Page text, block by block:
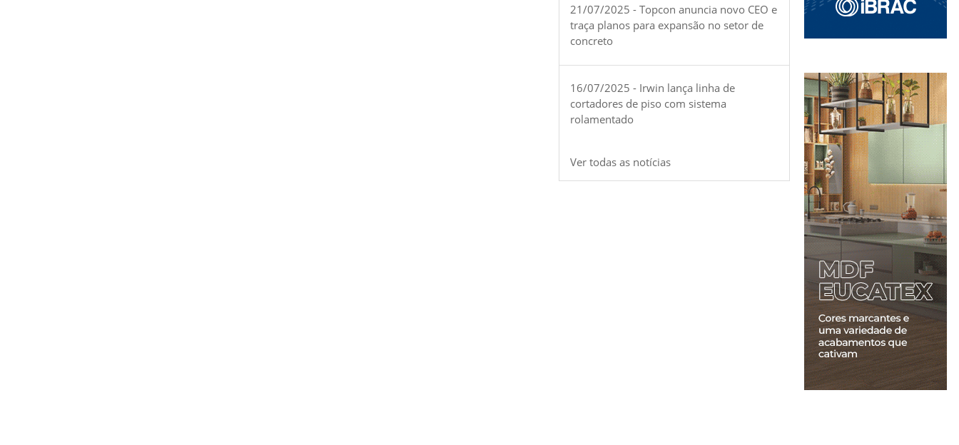
21/07/2025 - Topcon anuncia novo CEO e
traça planos para expansão no setor de
concreto
16/07/2025 - Irwin lança linha de
cortadores de piso com sistema
rolamentado
Ver todas as notícias